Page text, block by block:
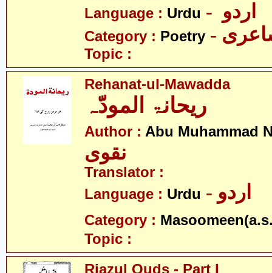
Language : Urdu
Category : Poetry
Topic :
Rehanat-ul-Mawadda
ریحانۃ المودّہ
Author : Abu Muhammad
نقوی
Translator :
Language : Urdu - اردو
Category :
Topic :
Riazul Quds - Part I